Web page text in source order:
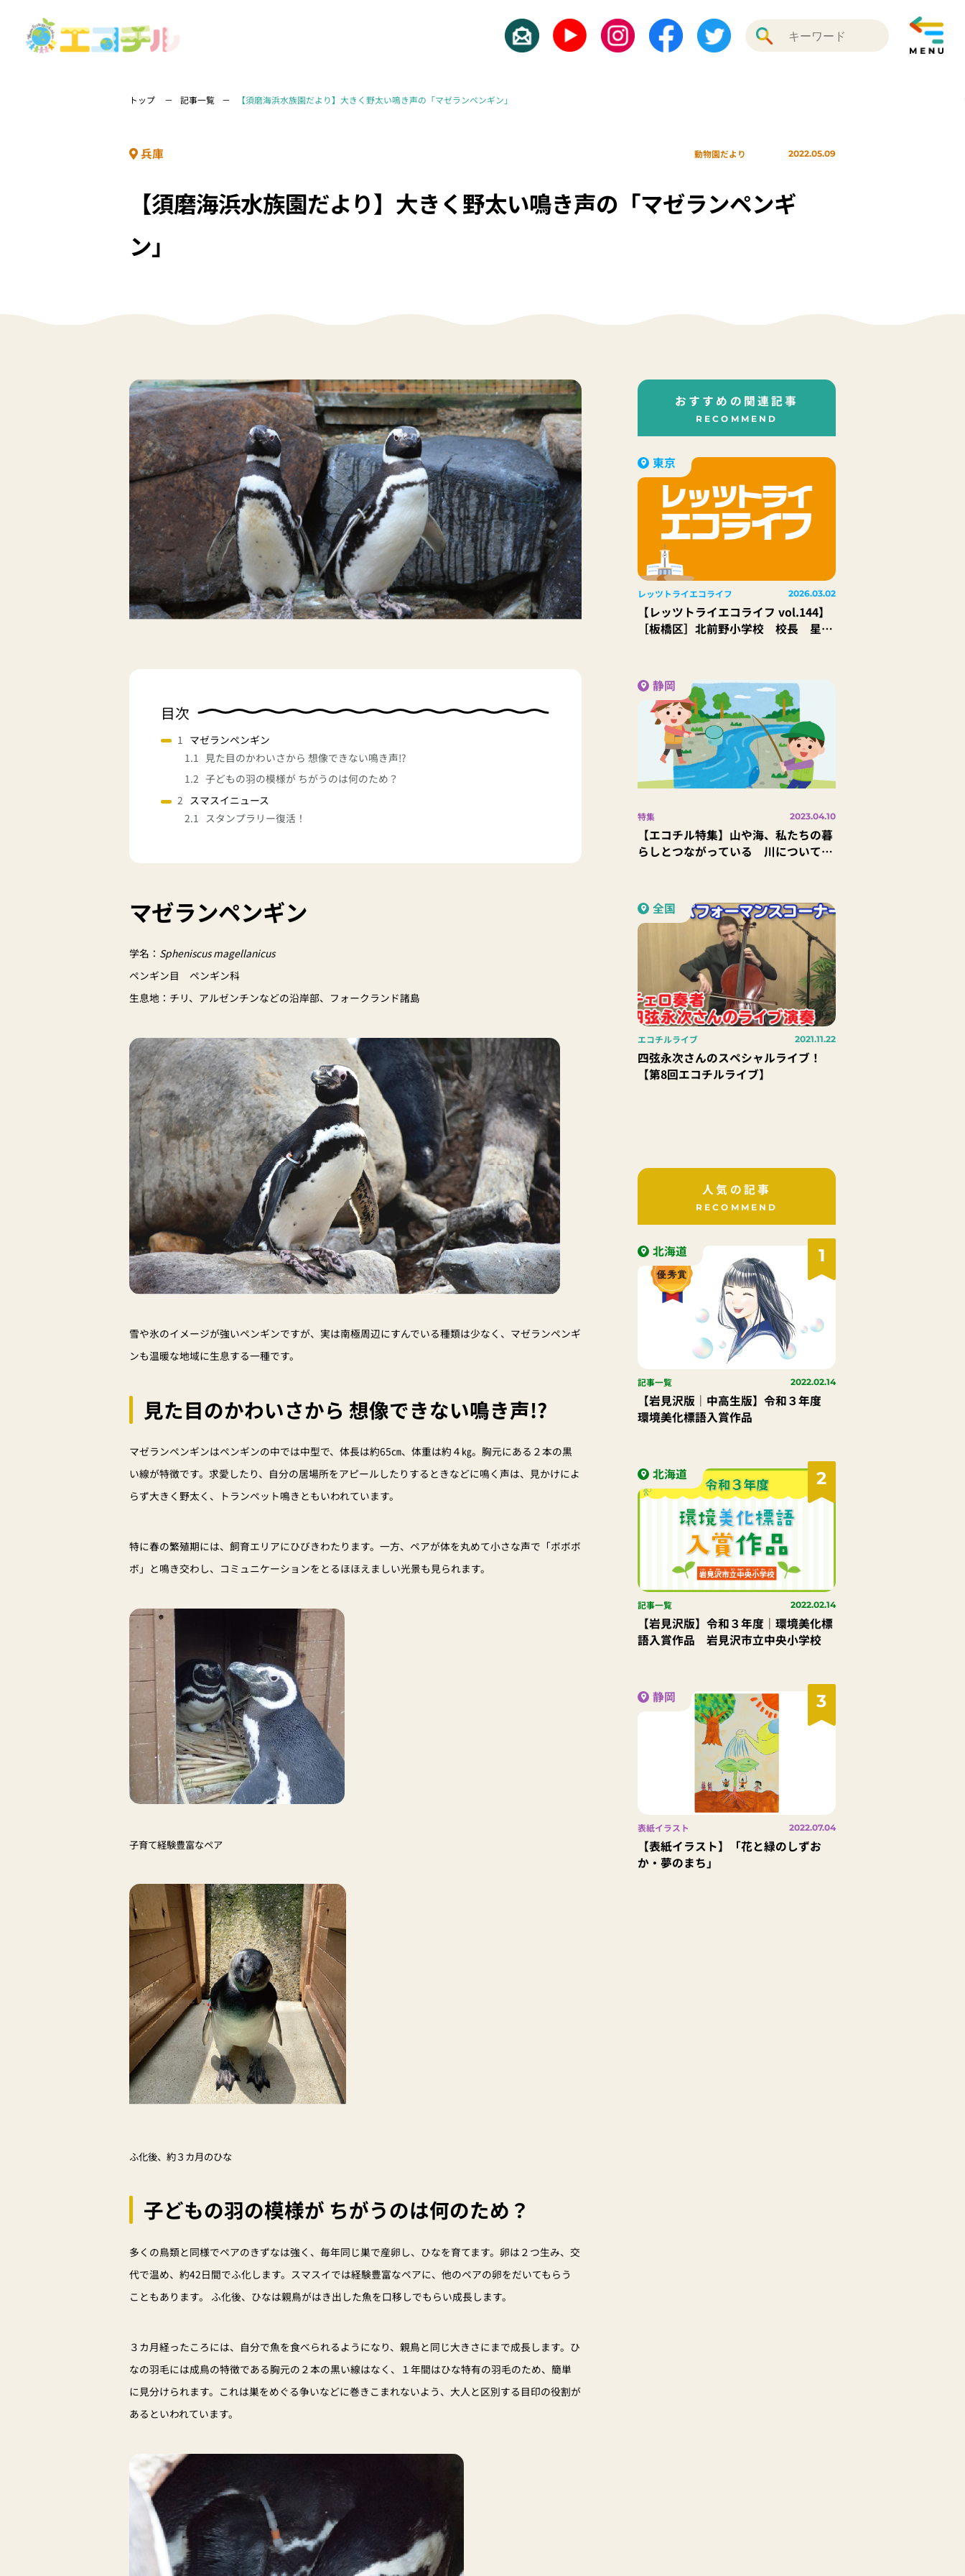
トップ 記事一覧 【須磨海浜水族園だより】大きく野太い鳴き声の「マゼランペンギン」
兵庫 動物園だより 2022.05.09
【須磨海浜水族園だより】大きく野太い鳴き声の「マゼランペンギ
ン」
目次
マゼランペンギン
見た目のかわいさから 想像できない鳴き声!?
子どもの羽の模様が ちがうのは何のため？
スマスイニュース
スタンプラリー復活！
マゼランペンギン
学名： Spheniscus magellanicus
ペンギン目 ペンギン科
生息地：チリ、アルゼンチンなどの沿岸部、フォークランド諸島
雪や氷のイメージが強いペンギンですが、実は南極周辺にすんでいる種類は少なく、マゼランペンギ
ンも温暖な地域に生息する一種です。
見た目のかわいさから 想像できない鳴き声!?
マゼランペンギンはペンギンの中では中型で、体長は約65㎝、体重は約４㎏。胸元にある２本の黒
い線が特徴です。求愛したり、自分の居場所をアピールしたりするときなどに鳴く声は、見かけによ
らず大きく野太く、トランペット鳴きともいわれています。
特に春の繁殖期には、飼育エリアにひびきわたります。一方、ペアが体を丸めて小さな声で「ボボボ
ボ」と鳴き交わし、コミュニケーションをとるほほえましい光景も見られます。
子育て経験豊富なペア
ふ化後、約３カ月のひな
子どもの羽の模様が ちがうのは何のため？
多くの鳥類と同様でペアのきずなは強く、毎年同じ巣で産卵し、ひなを育てます。卵は２つ生み、交
代で温め、約42日間でふ化します。スマスイでは経験豊富なペアに、他のペアの卵をだいてもらう
こともあります。 ふ化後、ひなは親鳥がはき出した魚を口移しでもらい成長します。
３カ月経ったころには、自分で魚を食べられるようになり、親鳥と同じ大きさにまで成長します。ひ
なの羽毛には成鳥の特徴である胸元の２本の黒い線はなく、１年間はひな特有の羽毛のため、簡単
に見分けられます。これは巣をめぐる争いなどに巻きこまれないよう、大人と区別する目印の役割が
あるといわれています。
おすすめの関連記事
RECOMMEND
東京
レッツトライエコライフ 2026.03.02
【レッツトライエコライフ vol.144】
［板橋区］北前野小学校 校長 星
静岡
特集 2023.04.10
【エコチル特集】山や海、私たちの暮
らしとつながっている 川について知
全国
エコチルライブ 2021.11.22
四弦永次さんのスペシャルライブ！
【第8回エコチルライブ】
人気の記事
RECOMMEND
1
北海道
記事一覧 2022.02.14
【岩見沢版｜中高生版】令和３年度
環境美化標語入賞作品
2
北海道
記事一覧 2022.02.14
【岩見沢版】令和３年度｜環境美化標
語入賞作品 岩見沢市立中央小学校
3
静岡
表紙イラスト 2022.07.04
【表紙イラスト】「花と緑のしずお
か・夢のまち」